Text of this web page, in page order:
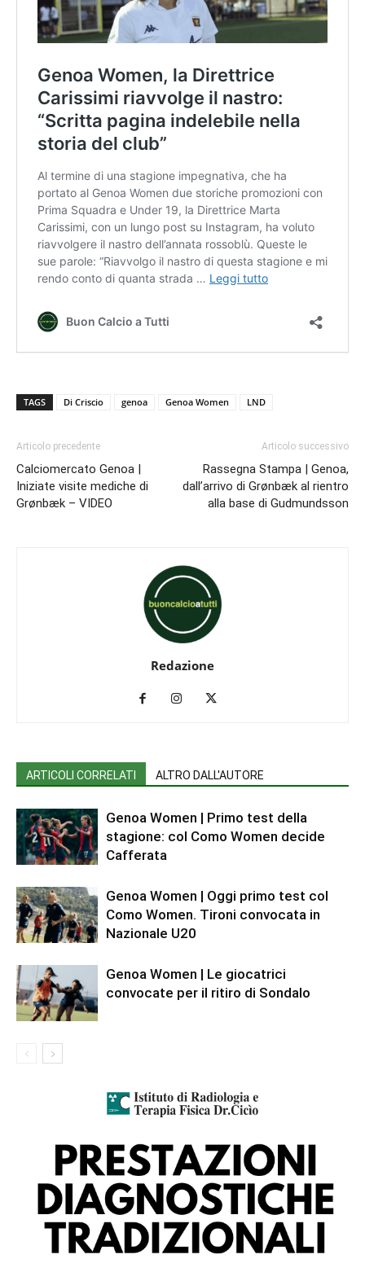
TAGS Di Criscio genoa Genoa Women LND
Articolo precedente
Calciomercato Genoa |
Iniziate visite mediche di
Grønbæk – VIDEO
Articolo successivo
Rassegna Stampa | Genoa,
dall’arrivo di Grønbæk al rientro
alla base di Gudmundsson
Redazione
ARTICOLI CORRELATI ALTRO DALL'AUTORE
Genoa Women | Primo test della
stagione: col Como Women decide
Cafferata
Genoa Women | Oggi primo test col
Como Women. Tironi convocata in
Nazionale U20
Genoa Women | Le giocatrici
convocate per il ritiro di Sondalo